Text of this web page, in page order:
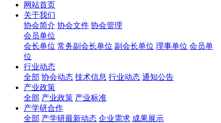
网站首页
关于我们
协会简介 协会文件 协会管理
会员单位
会长单位 常务副会长单位 副会长单位 理事单位 会员单
位
行业动态
全部 协会动态 技术信息 行业动态 通知公告
产业政策
全部 产业政策 产业标准
产学研合作
全部 产学研最新动态 企业需求 成果展示